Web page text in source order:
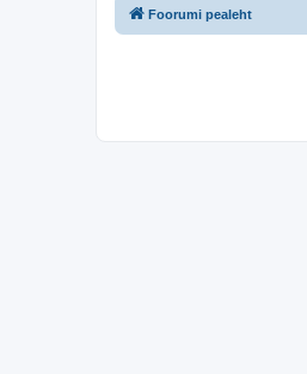
Foorumi pealeht